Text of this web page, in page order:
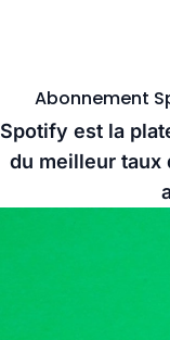
Abonnement
Spotify est la
du meilleur taux